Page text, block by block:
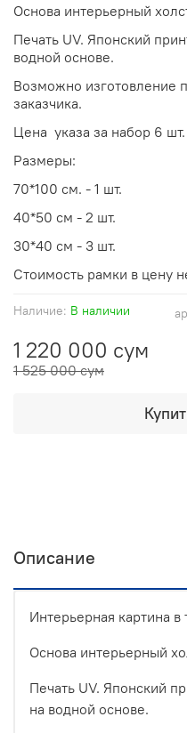
Наличие: В наличии
1 220 000 сум
1 525 000 сум
Основа интерьерный
Печать UV. Японский
водной основе.
Возможно изготовление
заказчика.
Цена указа за набор 6 шт.
Размеры:
70*100 см. - 1 шт.
40*50 см - 2 шт.
30*40 см - 3 шт.
Стоимость рамки в цену
Описание
Интерьерная картина
Основа интерьерный
Печать UV. Японский
на водной основе.